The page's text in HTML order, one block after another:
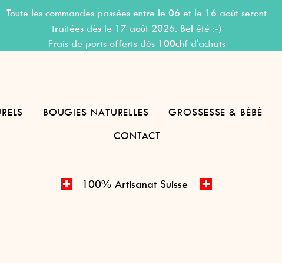
Toute les commandes passées entre le 06 et le 16 août seront
traitées dès le 17 août 2026. Bel été :-)
Frais de ports offerts dès 100chf d'achats
BOUGIES NATURELLES GROSSESSE & BÉBÉ
CONTACT
100% Artisanat Suisse